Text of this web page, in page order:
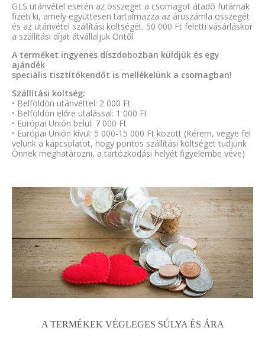
GLS utánvétel esetén az összeget a csomagot átadó futárnak
fizeti ki, amely együttesen tartalmazza az áruszámla összegét
és az utánvétel szállítási költségét. 50 000 Ft feletti vásárláskor
a szállítási díjat átvállaljuk Öntől.
A terméket ingyenes díszdobozban küldjük és egy
ajándék
speciális tisztítókendőt is mellékelünk a csomagban!
Szállítási költség:
• Belföldön utánvéttel: 2 000 Ft
• Belföldön előre utalással: 1 000 Ft
• Európai Unión belül: 7 000 Ft
• Európai Unión kívül: 5 000-15 000 Ft között (Kérem, vegye fel
velünk a kapcsolatot, hogy pontos szállítási költséget tudjunk
Önnek meghatározni, a tartózkodási helyét figyelembe véve)
A TERMÉKEK VÉGLEGES SÚLYA ÉS ÁRA